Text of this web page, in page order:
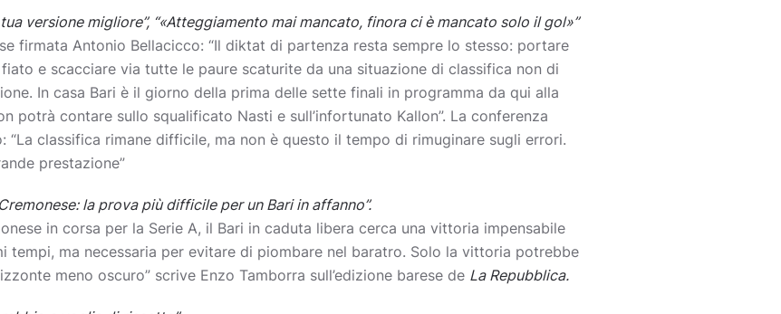
tua versione migliore”, “«Atteggiamento mai mancato, finora ci è mancato solo il gol»”
firmata Antonio Bellacicco: “Il diktat di partenza resta sempre lo stesso: portare
e scacciare via tutte le paure scaturite da una situazione di classifica non di
In casa Bari è il giorno della prima delle sette finali in programma da qui alla
potrà contare sullo squalificato Nasti e sull’infortunato Kallon”. La conferenza
classifica rimane difficile, ma non è questo il tempo di rimuginare sugli errori.
prestazione”
la prova più difficile per un Bari in affanno”.
in corsa per la Serie A, il Bari in caduta libera cerca una vittoria impensabile
tempi, ma necessaria per evitare di piombare nel baratro. Solo la vittoria potrebbe
meno oscuro” scrive Enzo Tamborra sull’edizione barese de La Repubblica.